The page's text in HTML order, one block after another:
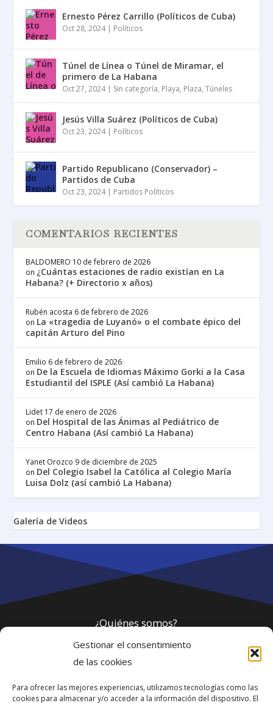
Gestionar el consentimiento
de las cookies
Para ofrecer las mejores experiencias, utilizamos tecnologías como las
cookies para almacenar y/o acceder a la información del dispositivo. El
Ernesto Pérez Carrillo (Políticos de Cuba)
Oct 28, 2024| Políticos
Túnel de Línea o Túnel de Miramar, el
primero de La Habana
Oct 27, 2024| Sin categoría, Playa, Plaza,Túneles
Jesús Villa Suárez (Políticos de Cuba)
Oct 23, 2024| Políticos
Partido Republicano (Conservador) –
Partidos de Cuba
Oct 23, 2024| Partidos Políticos
COMENTARIOS RECIENTES
BALDOMERO 10 de febrero de 2026
on ¿Cuántas estaciones de radio existían en La
Habana? (+ Directorio x años)
Rubén acosta 6 de febrero de 2026
on La «tragedia de Luyanó» o el combate épico del
capitán Arturo del Pino
Emilio 6 de febrero de 2026
on De la Escuela de Idiomas Máximo Gorki a la Casa
Estudiantil del ISPLE (Así cambió La Habana)
Lidet 17 de enero de 2026
on Del Hospital de las Ánimas al Pediátrico de
Centro Habana (Así cambió La Habana)
Yanet Orozco 9 de diciembre de 2025
on Del Colegio Isabel la Católica al Colegio María
Luisa Dolz (así cambió La Habana)
Galería de Videos
¿Quiénes somos?
Política de privacidad
Webmaster